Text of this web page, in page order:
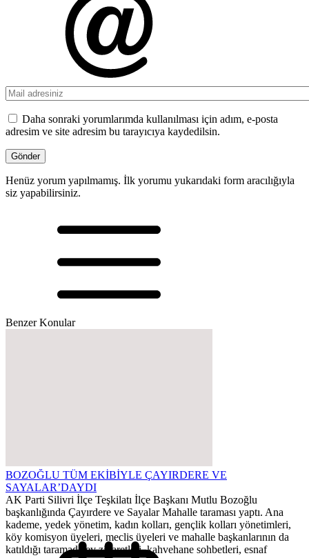
Daha sonraki yorumlarımda kullanılması için adım, e-posta
adresim ve site adresim bu tarayıcıya kaydedilsin.
Henüz yorum yapılmamış. İlk yorumu yukarıdaki form aracılığıyla
siz yapabilirsiniz.
Benzer Konular
BOZOĞLU TÜM EKİBİYLE ÇAYIRDERE VE
SAYALAR’DAYDI
AK Parti Silivri İlçe Teşkilatı İlçe Başkanı Mutlu Bozoğlu
başkanlığında Çayırdere ve Sayalar Mahalle taraması yaptı. Ana
kademe, yedek yönetim, kadın kolları, gençlik kolları yönetimleri,
köy komisyon üyeleri, meclis üyeleri ve mahalle başkanlarının da
katıldığı taramada ev ziyaretleri, kahvehane sohbetleri, esnaf